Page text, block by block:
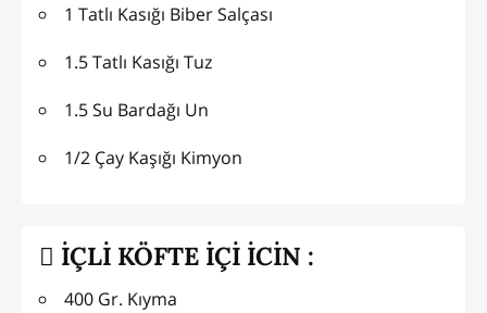
1 Tatlı Kasığı Biber Salçası
1.5 Tatlı Kasığı Tuz
1.5 Su Bardağı Un
1/2 Çay Kaşığı Kimyon
İÇLİ KÖFTE İÇİ İCİN :
400 Gr. Kıyma